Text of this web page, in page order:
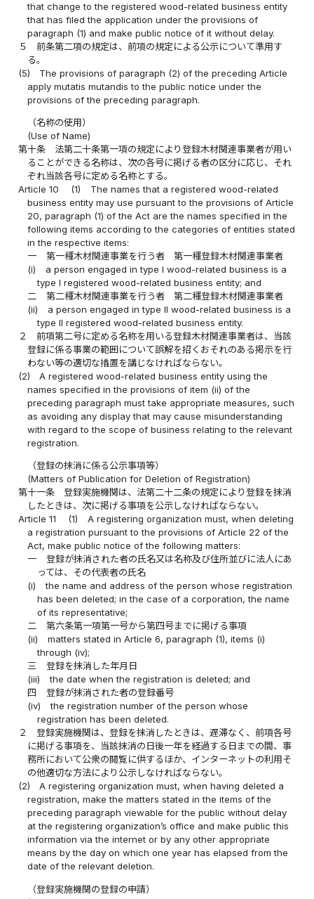
that change to the registered wood-related business entity
that has filed the application under the provisions of
paragraph (1) and make public notice of it without delay.
５
前条第二項の規定は、前項の規定による公示について準用す
る。
(5)
The provisions of paragraph (2) of the preceding Article
apply mutatis mutandis to the public notice under the
provisions of the preceding paragraph.
（名称の使用）
(Use of Name)
第十条
法第二十条第一項の規定により登録木材関連事業者が用い
ることができる名称は、次の各号に掲げる者の区分に応じ、それ
ぞれ当該各号に定める名称とする。
Article 10
(1)
The names that a registered wood-related
business entity may use pursuant to the provisions of Article
20, paragraph (1) of the Act are the names specified in the
following items according to the categories of entities stated
in the respective items:
一
第一種木材関連事業を行う者 第一種登録木材関連事業者
(i)
a person engaged in type I wood-related business is a
type I registered wood-related business entity; and
二
第二種木材関連事業を行う者 第二種登録木材関連事業者
(ii)
a person engaged in type II wood-related business is a
type II registered wood-related business entity.
２
前項第二号に定める名称を用いる登録木材関連事業者は、当該
登録に係る事業の範囲について誤解を招くおそれのある掲示を行
わない等の適切な措置を講じなければならない。
(2)
A registered wood-related business entity using the
names specified in the provisions of item (ii) of the
preceding paragraph must take appropriate measures, such
as avoiding any display that may cause misunderstanding
with regard to the scope of business relating to the relevant
registration.
（登録の抹消に係る公示事項等）
(Matters of Publication for Deletion of Registration)
第十一条
登録実施機関は、法第二十二条の規定により登録を抹消
したときは、次に掲げる事項を公示しなければならない。
Article 11
(1)
A registering organization must, when deleting
a registration pursuant to the provisions of Article 22 of the
Act, make public notice of the following matters:
一
登録が抹消された者の氏名又は名称及び住所並びに法人にあ
っては、その代表者の氏名
(i)
the name and address of the person whose registration
has been deleted; in the case of a corporation, the name
of its representative;
二
第六条第一項第一号から第四号までに掲げる事項
(ii)
matters stated in Article 6, paragraph (1), items (i)
through (iv);
三
登録を抹消した年月日
(iii)
the date when the registration is deleted; and
四
登録が抹消された者の登録番号
(iv)
the registration number of the person whose
registration has been deleted.
２
登録実施機関は、登録を抹消したときは、遅滞なく、前項各号
に掲げる事項を、当該抹消の日後一年を経過する日までの間、事
務所において公衆の閲覧に供するほか、インターネットの利用そ
の他適切な方法により公示しなければならない。
(2)
A registering organization must, when having deleted a
registration, make the matters stated in the items of the
preceding paragraph viewable for the public without delay
at the registering organization’s office and make public this
information via the internet or by any other appropriate
means by the day on which one year has elapsed from the
date of the relevant deletion.
（登録実施機関の登録の申請）